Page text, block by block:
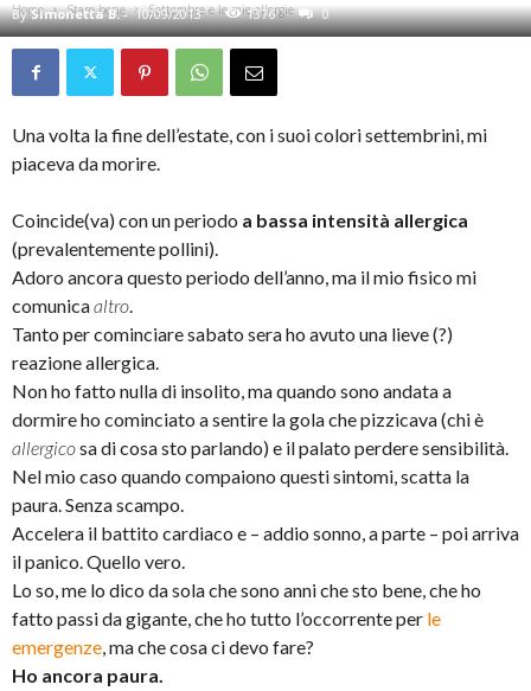
Home Stare bene Settembre e le mie allergie
By Simonetta B.- 10/09/2013 1376 0
Una volta la fine dell’estate, con i suoi colori settembrini, mi
piaceva da morire.
Coincide(va) con un periodo a bassa intensità allergica
(prevalentemente pollini).
Adoro ancora questo periodo dell’anno, ma il mio fisico mi
comunicaaltro.
Tanto per cominciare sabato sera ho avuto una lieve (?)
reazione allergica.
Non ho fatto nulla di insolito, ma quando sono andata a
dormire ho cominciato a sentire la gola che pizzicava (chi è
allergicosa di cosa sto parlando) e il palato perdere sensibilità.
Nel mio caso quando compaiono questi sintomi, scatta la
paura. Senza scampo.
Accelera il battito cardiaco e – addio sonno, a parte – poi arriva
il panico. Quello vero.
Lo so, me lo dico da sola che sono anni che sto bene, che ho
fatto passi da gigante, che ho tutto l’occorrente per le
emergenze, ma che cosa ci devo fare?
Ho ancora paura.